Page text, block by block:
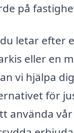
på
letar efter
eller en
vi hjälpa
för
använda